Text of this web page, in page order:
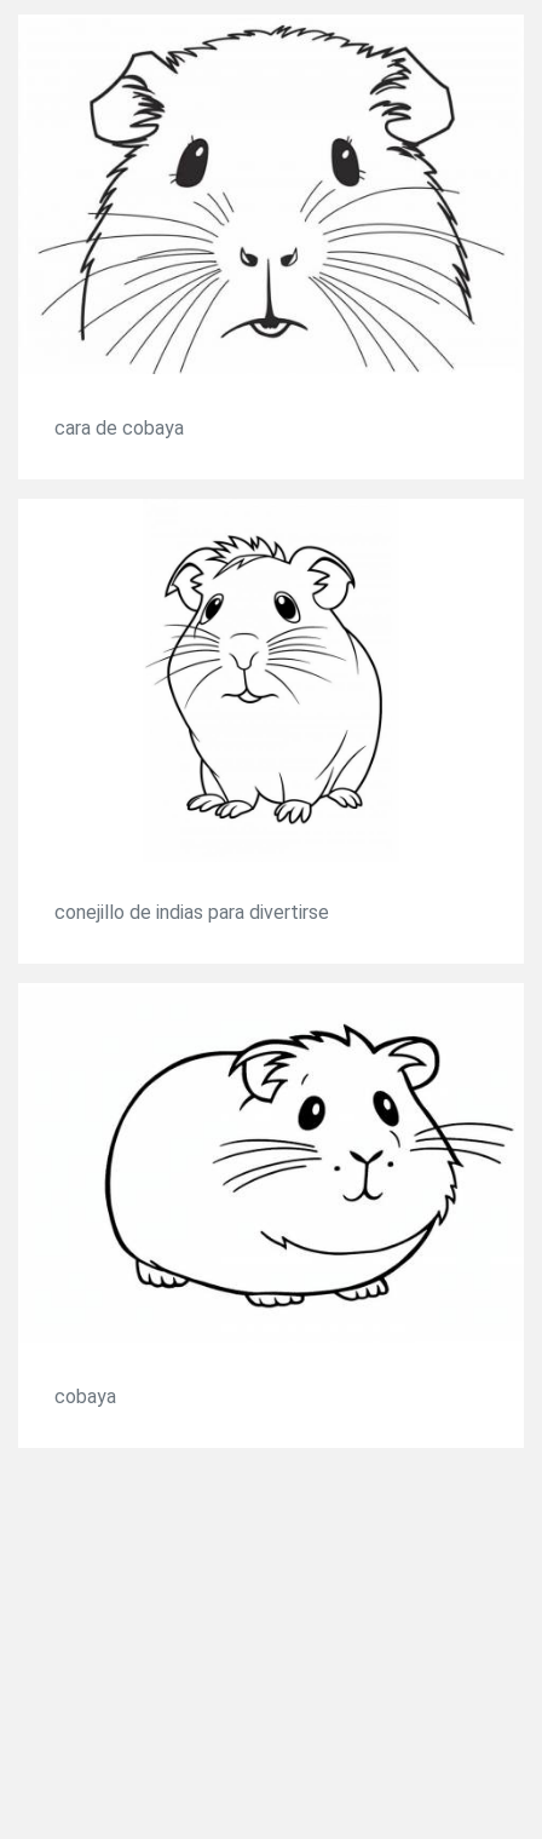
cara de cobaya
conejillo de indias para divertirse
cobaya